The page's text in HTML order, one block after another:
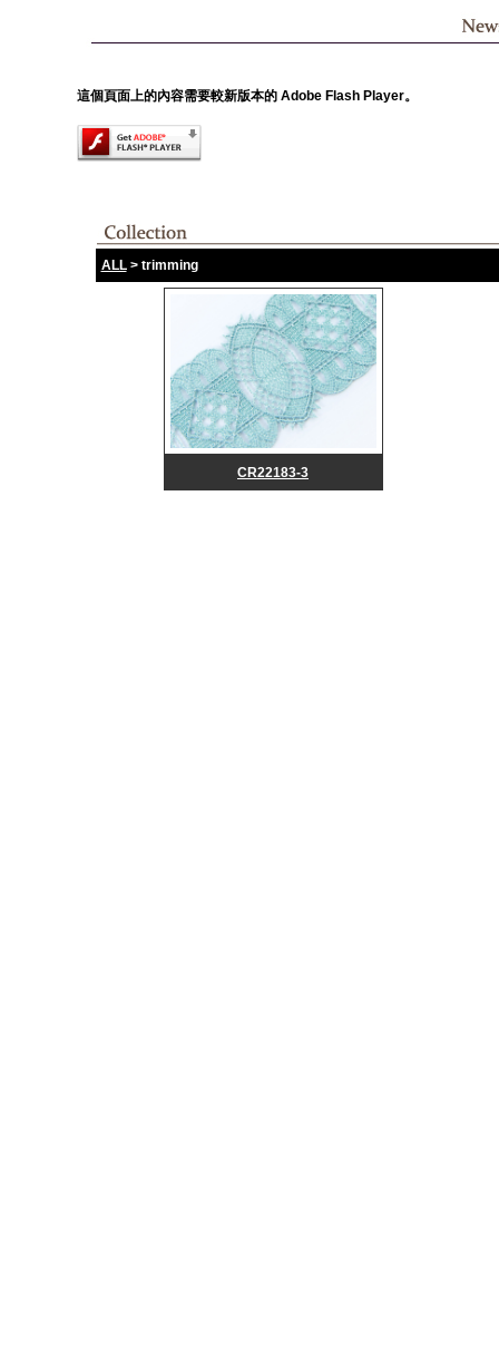
這個頁面上的內容需要較新版本的 Adobe Flash Player。
ALL> trimming
CR22183-3